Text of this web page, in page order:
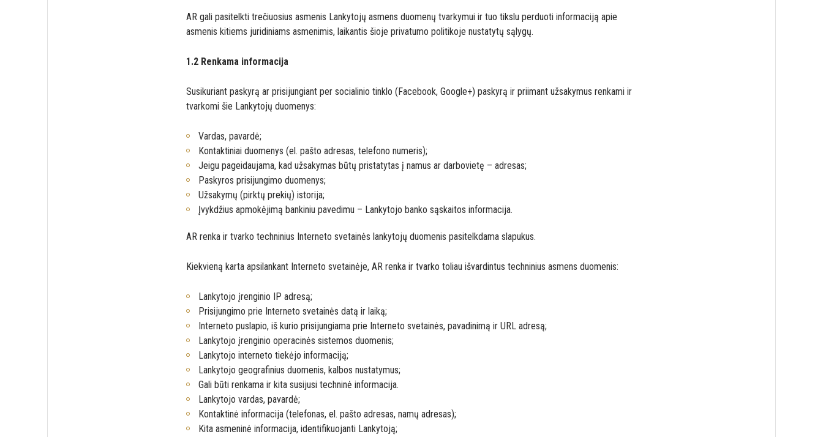
AR gali pasitelkti trečiuosius asmenis Lankytojų asmens duomenų tvarkymui ir tuo tikslu perduoti informaciją apie
asmenis kitiems juridiniams asmenimis, laikantis šioje privatumo politikoje nustatytų sąlygų.
1.2 Renkama informacija
Susikuriant paskyrą ar prisijungiant per socialinio tinklo (Facebook, Google+) paskyrą ir priimant užsakymus renkami ir
tvarkomi šie Lankytojų duomenys:
Vardas, pavardė;
Kontaktiniai duomenys (el. pašto adresas, telefono numeris);
Jeigu pageidaujama, kad užsakymas būtų pristatytas į namus ar darbovietę – adresas;
Paskyros prisijungimo duomenys;
Užsakymų (pirktų prekių) istorija;
Įvykdžius apmokėjimą bankiniu pavedimu – Lankytojo banko sąskaitos informacija.
AR renka ir tvarko techninius Interneto svetainės lankytojų duomenis pasitelkdama slapukus.
Kiekvieną karta apsilankant Interneto svetainėje, AR renka ir tvarko toliau išvardintus techninius asmens duomenis:
Lankytojo įrenginio IP adresą;
Prisijungimo prie Interneto svetainės datą ir laiką;
Interneto puslapio, iš kurio prisijungiama prie Interneto svetainės, pavadinimą ir URL adresą;
Lankytojo įrenginio operacinės sistemos duomenis;
Lankytojo interneto tiekėjo informaciją;
Lankytojo geografinius duomenis, kalbos nustatymus;
Gali būti renkama ir kita susijusi techninė informacija.
Lankytojo vardas, pavardė;
Kontaktinė informacija (telefonas, el. pašto adresas, namų adresas);
Kita asmeninė informacija, identifikuojanti Lankytoją;